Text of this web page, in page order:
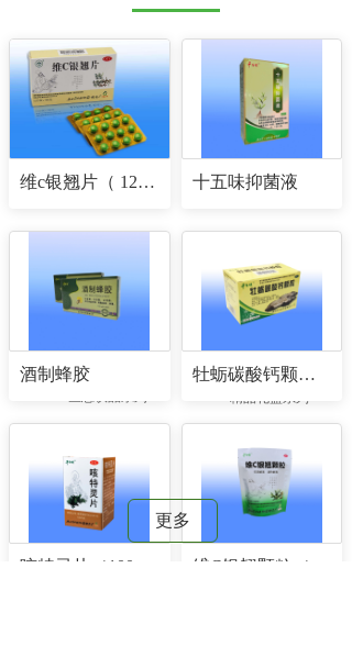
精品礼盒系列
维c银翘片（ 12片/板×2板/盒×400盒/件） 十五味抑菌液
酒制蜂胶 牡蛎碳酸钙颗粒（5克/包×24包/盒）
更多